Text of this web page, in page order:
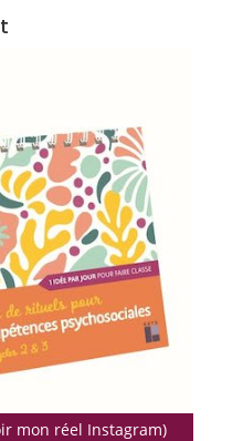
mon réel Instagram)